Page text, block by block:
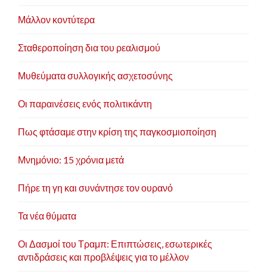
Μάλλον κοντύτερα
Σταθεροποίηση δια του ρεαλισμού
Μυθεύματα συλλογικής ασχετοσύνης
Οι παραινέσεις ενός πολιτικάντη
Πως φτάσαμε στην κρίση της παγκοσμιοποίηση
Μνημόνιο: 15 χρόνια μετά
Πήρε τη γη και συνάντησε τον ουρανό
Τα νέα θύματα
Οι Δασμοί του Τραμπ: Επιπτώσεις, εσωτερικές
αντιδράσεις και προβλέψεις για το μέλλον